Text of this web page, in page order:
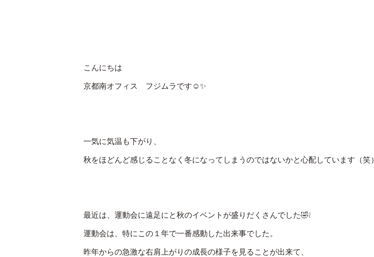
こんにちは
京都南オフィス フジムラです☺✨
一気に気温も下がり、
秋をほどんど感じることなく冬になってしまうのではないかと心配しています（笑）
最近は、運動会に遠足にと秋のイベントが盛りだくさんでした🤣❕
運動会は、特にこの１年で一番感動した出来事でした。
昨年からの急激な右肩上がりの成長の様子を見ることが出来て、